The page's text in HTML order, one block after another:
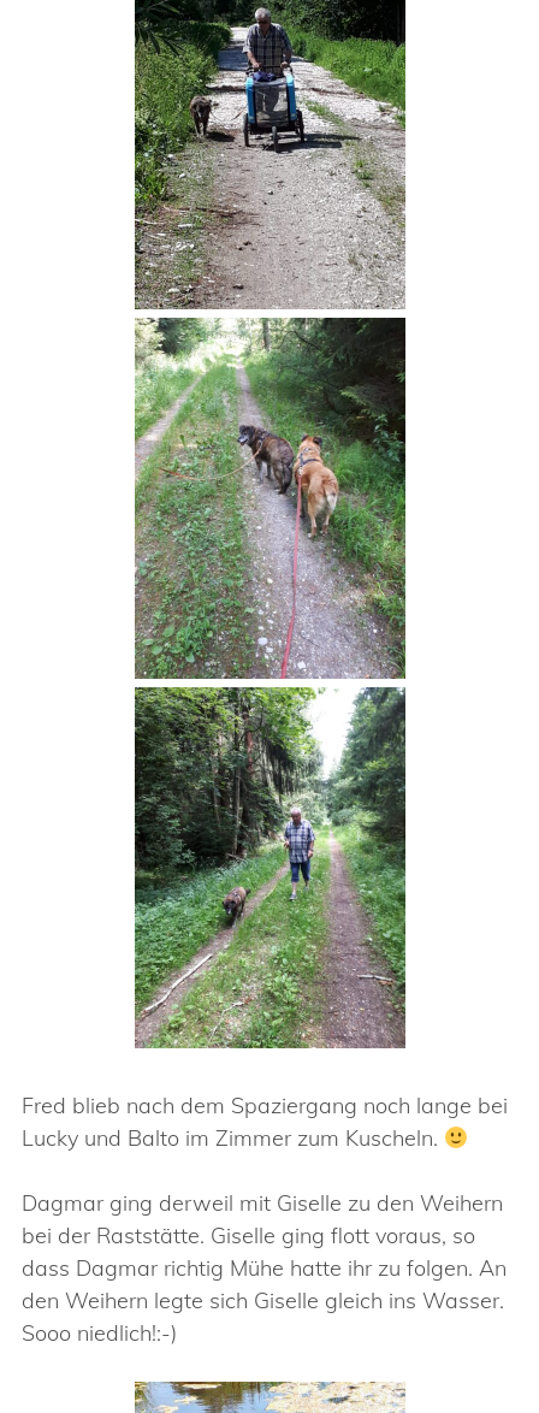
Fred blieb nach dem Spaziergang noch lange bei
Lucky und Balto im Zimmer zum Kuscheln.
Dagmar ging derweil mit Giselle zu den Weihern
bei der Raststätte. Giselle ging flott voraus, so
dass Dagmar richtig Mühe hatte ihr zu folgen. An
den Weihern legte sich Giselle gleich ins Wasser.
Sooo niedlich!:-)